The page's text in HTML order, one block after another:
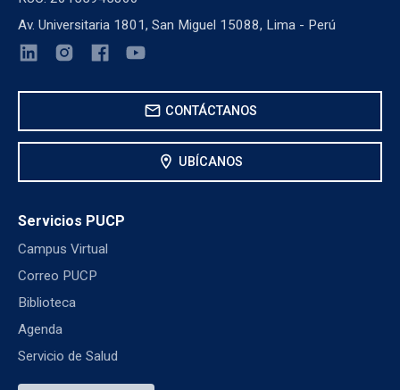
Av. Universitaria 1801, San Miguel 15088, Lima - Perú
mail CONTÁCTANOS
location_on UBÍCANOS
Servicios PUCP
Campus Virtual
Correo PUCP
Biblioteca
Agenda
Servicio de Salud